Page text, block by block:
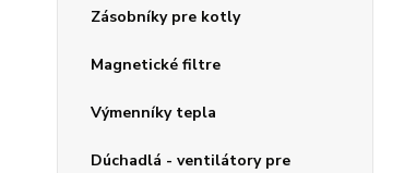
Zásobníky pre kotly
Magnetické filtre
Výmenníky tepla
Dúchadlá - ventilátory pre